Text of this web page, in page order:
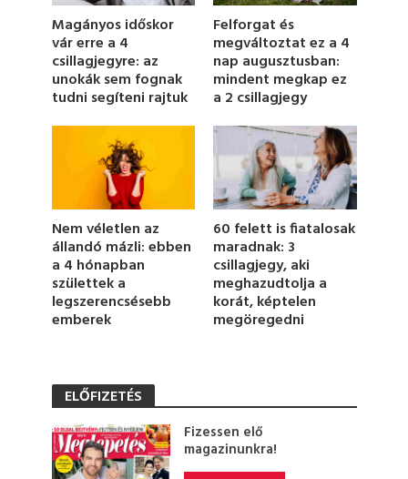
m
i
n
u
t
e
d
s
Magányos időskor
vár erre a 4
csillagjegyre: az
unokák sem fognak
tudni segíteni rajtuk
Felforgat és
megváltoztat ez a 4
nap augusztusban:
mindent megkap ez
a 2 csillagjegy
Nem véletlen az
állandó mázli: ebben
a 4 hónapban
születtek a
legszerencsésebb
emberek
60 felett is fiatalosak
maradnak: 3
csillagjegy, aki
meghazudtolja a
korát, képtelen
megöregedni
ELŐFIZETÉS
Fizessen elő
magazinunkra!